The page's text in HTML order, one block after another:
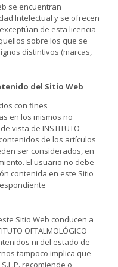
se encuentran
Intelectual y se ofrecen
de esta licencia
sobre los que se
distintivos (marcas,
del Sitio Web
con fines
en los mismos no
vista de INSTITUTO
contenidos de los artículos
ser considerados, en
El usuario no debe
contenida en este Sitio
Sitio Web conducen a
OFTALMOLÓGICO
ni del estado de
tampoco implica que
S.L.P. recomiende o